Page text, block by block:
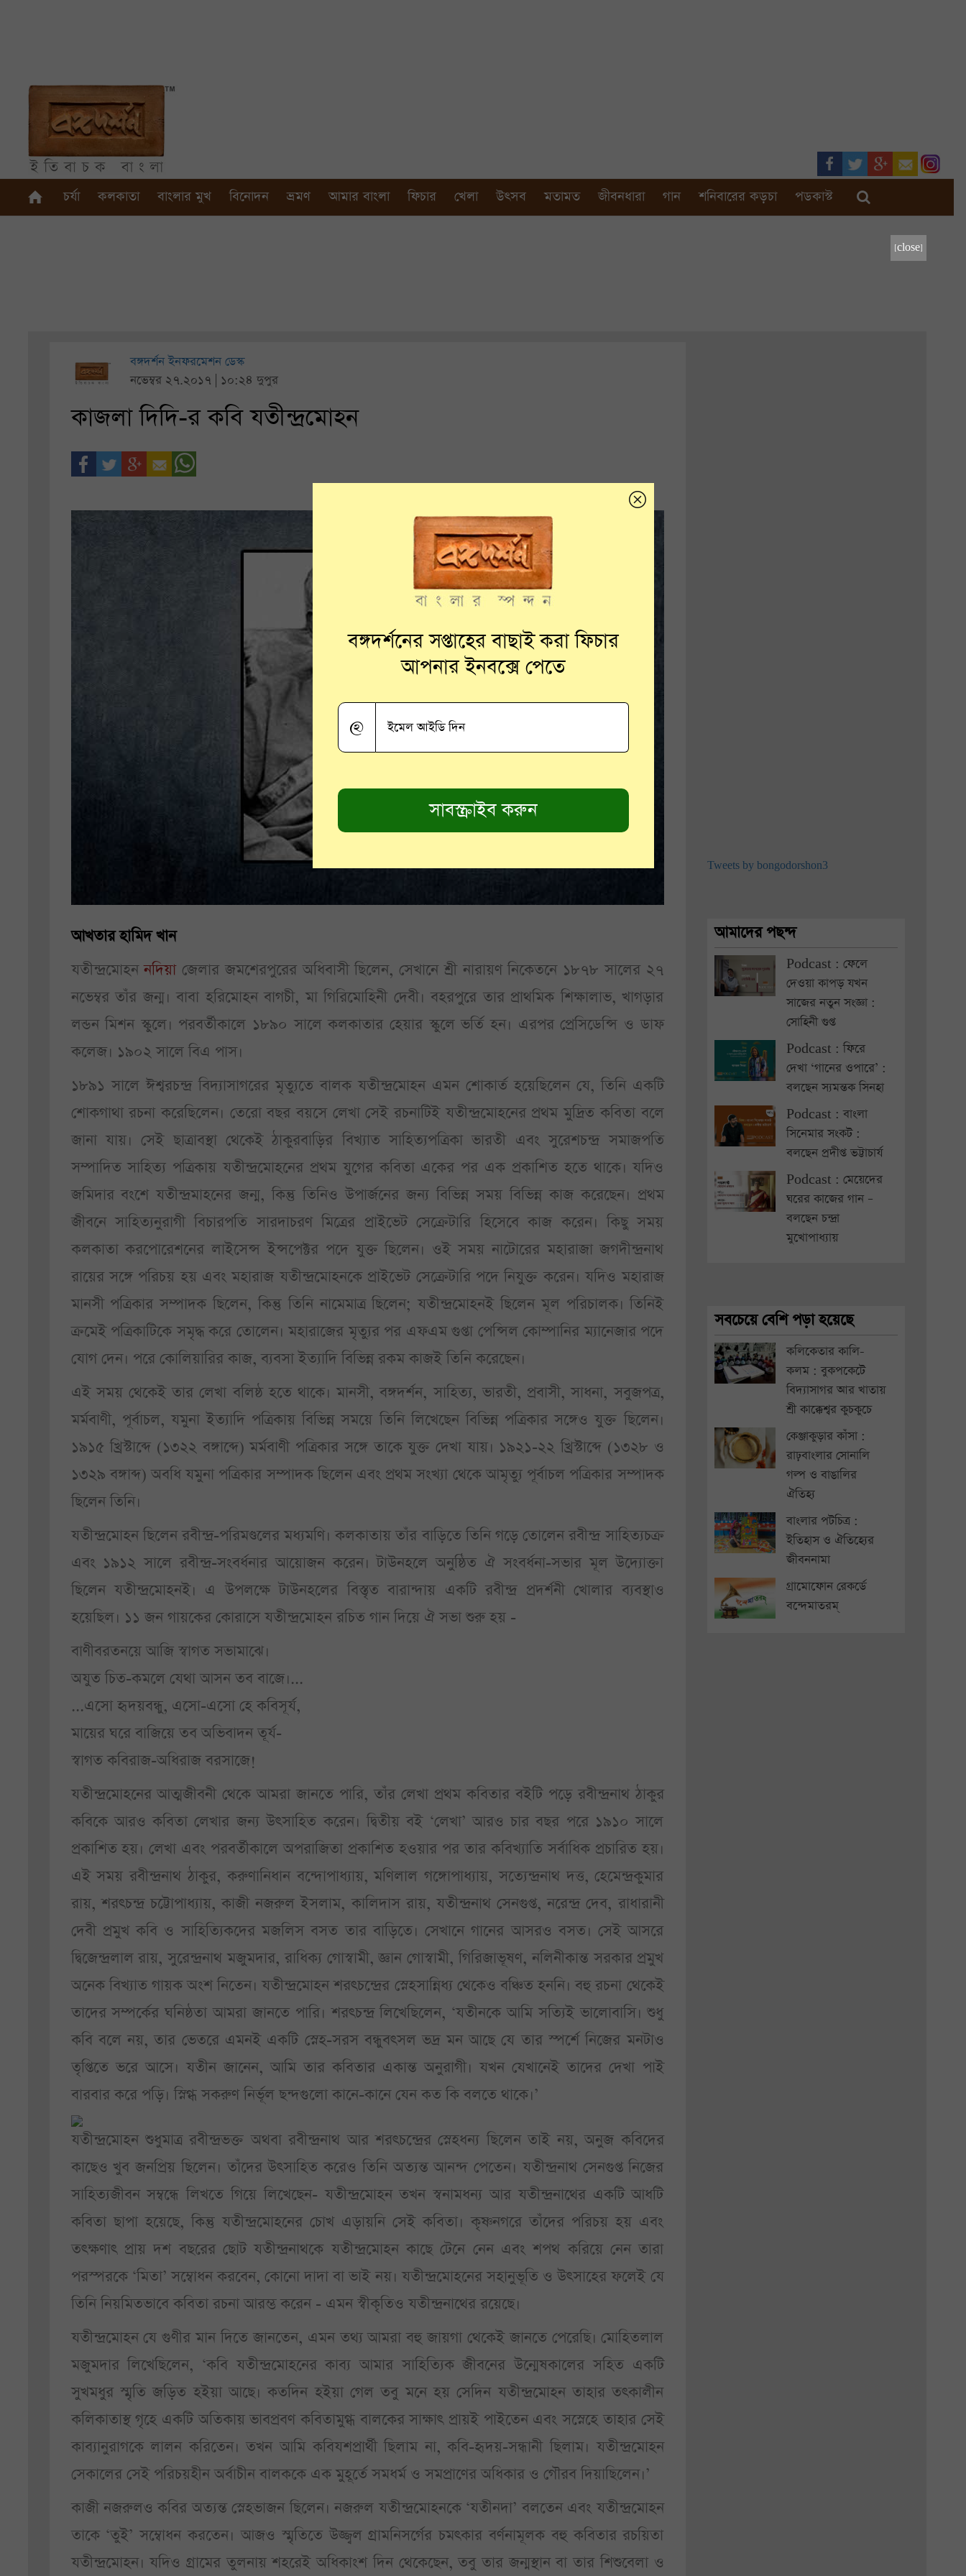
চর্যা কলকাতা বাংলার মুখ বিনোদন ভ্রমণ আমার বাংলা ফিচার খেলা উৎসব মতামত জীবনধারা গান শনিবারের কড়চা পডকাস্ট
[close]
বঙ্গদর্শন ইনফরমেশন ডেস্ক
নভেম্বর ২৭.২০১৭ | ১০:২৪ দুপুর
কাজলা দিদি-র কবি যতীন্দ্রমোহন
আখতার হামিদ খান
যতীন্দ্রমোহননদিয়াজেলার জমশেরপুরের অধিবাসী ছিলেন, সেখানে শ্রী নারায়ণ নিকেতনে ১৮৭৮ সালের ২৭
নভেম্বর তাঁর জন্ম। বাবা হরিমোহন বাগচী, মা গিরিমোহিনী দেবী। বহরপুরে তার প্রাথমিক শিক্ষালাভ, খাগড়ার
লন্ডন মিশন স্কুলে। পরবর্তীকালে ১৮৯০ সালে কলকাতার হেয়ার স্কুলে ভর্তি হন। এরপর প্রেসিডেন্সি ও ডাফ
কলেজ। ১৯০২ সালে বিএ পাস।
১৮৯১ সালে ঈশ্বরচন্দ্র বিদ্যাসাগরের মৃত্যুতে বালক যতীন্দ্রমোহন এমন শোকার্ত হয়েছিলেন যে, তিনি একটি
শোকগাথা রচনা করেছিলেন। তেরো বছর বয়সে লেখা সেই রচনাটিই যতীন্দ্রমোহনের প্রথম মুদ্রিত কবিতা বলে
জানা যায়। সেই ছাত্রাবস্থা থেকেই ঠাকুরবাড়ির বিখ্যাত সাহিত্যপত্রিকা ভারতী এবং সুরেশচন্দ্র সমাজপতি
সম্পাদিত সাহিত্য পত্রিকায় যতীন্দ্রমোহনের প্রথম যুগের কবিতা একের পর এক প্রকাশিত হতে থাকে। যদিও
জমিদার বংশে যতীন্দ্রমাহনের জন্ম, কিন্তু তিনিও উপার্জনের জন্য বিভিন্ন সময় বিভিন্ন কাজ করেছেন। প্রথম
জীবনে সাহিত্যনুরাগী বিচারপতি সারদাচরণ মিত্রের প্রাইভেট সেক্রেটারি হিসেবে কাজ করেন। কিছু সময়
কলকাতা করপোরেশনের লাইসেন্স ইন্সপেক্টর পদে যুক্ত ছিলেন। ওই সময় নাটোরের মহারাজা জগদীন্দ্রনাথ
রায়ের সঙ্গে পরিচয় হয় এবং মহারাজ যতীন্দ্রমোহনকে প্রাইভেট সেক্রেটারি পদে নিযুক্ত করেন। যদিও মহারাজ
মানসী পত্রিকার সম্পাদক ছিলেন, কিন্তু তিনি নামেমাত্র ছিলেন; যতীন্দ্রমোহনই ছিলেন মূল পরিচালক। তিনিই
ক্রমেই পত্রিকাটিকে সমৃদ্ধ করে তোলেন। মহারাজের মৃত্যুর পর এফএম গুপ্তা পেন্সিল কোম্পানির ম্যানেজার পদে
যোগ দেন। পরে কোলিয়ারির কাজ, ব্যবসা ইত্যাদি বিভিন্ন রকম কাজই তিনি করেছেন।
এই সময় থেকেই তার লেখা বলিষ্ঠ হতে থাকে। মানসী, বঙ্গদর্শন, সাহিত্য, ভারতী, প্রবাসী, সাধনা, সবুজপত্র,
মর্মবাণী, পূর্বাচল, যমুনা ইত্যাদি পত্রিকায় বিভিন্ন সময়ে তিনি লিখেছেন বিভিন্ন পত্রিকার সঙ্গেও যুক্ত ছিলেন।
১৯১৫ খ্রিস্টাব্দে (১৩২২ বঙ্গাব্দে) মর্মবাণী পত্রিকার সঙ্গে তাকে যুক্ত দেখা যায়। ১৯২১-২২ খ্রিস্টাব্দে (১৩২৮ ও
১৩২৯ বঙ্গাব্দ) অবধি যমুনা পত্রিকার সম্পাদক ছিলেন এবং প্রথম সংখ্যা থেকে আমৃত্যু পূর্বাচল পত্রিকার সম্পাদক
ছিলেন তিনি।
যতীন্দ্রমোহন ছিলেন রবীন্দ্র-পরিমণ্ডলের মধ্যমণি। কলকাতায় তাঁর বাড়িতে তিনি গড়ে তোলেন রবীন্দ্র সাহিত্যচক্র
এবং ১৯১২ সালে রবীন্দ্র-সংবর্ধনার আয়োজন করেন। টাউনহলে অনুষ্ঠিত ঐ সংবর্ধনা-সভার মূল উদ্যোক্তা
ছিলেন যতীন্দ্রমোহনই। এ উপলক্ষে টাউনহলের বিস্তৃত বারান্দায় একটি রবীন্দ্র প্রদর্শনী খোলার ব্যবস্থাও
হয়েছিল। ১১ জন গায়কের কোরাসে যতীন্দ্রমোহন রচিত গান দিয়ে ঐ সভা শুরু হয় -
বাণীবরতনয়ে আজি স্বাগত সভামাঝে।
অযুত চিত-কমলে যেথা আসন তব বাজে।...
...এসো হৃদয়বন্ধু, এসো-এসো হে কবিসূর্য,
মায়ের ঘরে বাজিয়ে তব অভিবাদন তূর্য-
স্বাগত কবিরাজ-অধিরাজ বরসাজে!
যতীন্দ্রমোহনের আত্মজীবনী থেকে আমরা জানতে পারি, তাঁর লেখা প্রথম কবিতার বইটি পড়ে রবীন্দ্রনাথ ঠাকুর
কবিকে আরও কবিতা লেখার জন্য উৎসাহিত করেন। দ্বিতীয় বই ‘লেখা’ আরও চার বছর পরে ১৯১০ সালে
প্রকাশিত হয়। লেখা এবং পরবর্তীকালে অপরাজিতা প্রকাশিত হওয়ার পর তার কবিখ্যাতি সর্বাধিক প্রচারিত হয়।
এই সময় রবীন্দ্রনাথ ঠাকুর, করুণানিধান বন্দোপাধ্যায়, মণিলাল গঙ্গোপাধ্যায়, সত্যেন্দ্রনাথ দত্ত, হেমেন্দ্রকুমার
রায়, শরৎচন্দ্র চট্টোপাধ্যায়, কাজী নজরুল ইসলাম, কালিদাস রায়, যতীন্দ্রনাথ সেনগুপ্ত, নরেন্দ্র দেব, রাধারানী
দেবী প্রমুখ কবি ও সাহিত্যিকদের মজলিস বসত তার বাড়িতে। সেখানে গানের আসরও বসত। সেই আসরে
দ্বিজেন্দ্রলাল রায়, সুরেন্দ্রনাথ মজুমদার, রাধিক্য গোস্বামী, জ্ঞান গোস্বামী, গিরিজাভূষণ, নলিনীকান্ত সরকার প্রমুখ
অনেক বিখ্যাত গায়ক অংশ নিতেন। যতীন্দ্রমোহন শরৎচন্দ্রের স্নেহসান্নিধ্য থেকেও বঞ্চিত হননি। বহু রচনা থেকেই
তাদের সম্পর্কের ঘনিষ্ঠতা আমরা জানতে পারি। শরৎচন্দ্র লিখেছিলেন, ‘যতীনকে আমি সত্যিই ভালোবাসি। শুধু
কবি বলে নয়, তার ভেতরে এমনই একটি স্নেহ-সরস বন্ধুবৎসল ভদ্র মন আছে যে তার স্পর্শে নিজের মনটাও
তৃপ্তিতে ভরে আসে। যতীন জানেন, আমি তার কবিতার একান্ত অনুরাগী। যখন যেখানেই তাদের দেখা পাই
বারবার করে পড়ি। স্নিগ্ধ সকরুণ নির্ভূল ছন্দগুলো কানে-কানে যেন কত কি বলতে থাকে।’
যতীন্দ্রমোহন শুধুমাত্র রবীন্দ্রভক্ত অথবা রবীন্দ্রনাথ আর শরৎচন্দ্রের স্নেহধন্য ছিলেন তাই নয়, অনুজ কবিদের
কাছেও খুব জনপ্রিয় ছিলেন। তাঁদের উৎসাহিত করেও তিনি অত্যন্ত আনন্দ পেতেন। যতীন্দ্রনাথ সেনগুপ্ত নিজের
সাহিত্যজীবন সম্বন্ধে লিখতে গিয়ে লিখেছেন- যতীন্দ্রমোহন তখন স্বনামধন্য আর যতীন্দ্রনাথের একটি আধটি
কবিতা ছাপা হয়েছে, কিন্তু যতীন্দ্রমোহনের চোখ এড়ায়নি সেই কবিতা। কৃষ্ণনগরে তাঁদের পরিচয় হয় এবং
তৎক্ষণাৎ প্রায় দশ বছরের ছোট যতীন্দ্রনাথকে যতীন্দ্রমোহন কাছে টেনে নেন এবং শপথ করিয়ে নেন তারা
পরস্পরকে ‘মিতা’ সম্বোধন করবেন, কোনো দাদা বা ভাই নয়। যতীন্দ্রমোহনের সহানুভূতি ও উৎসাহের ফলেই যে
তিনি নিয়মিতভাবে কবিতা রচনা আরম্ভ করেন - এমন স্বীকৃতিও যতীন্দ্রনাথের রয়েছে।
যতীন্দ্রমোহন যে গুণীর মান দিতে জানতেন, এমন তথ্য আমরা বহু জায়গা থেকেই জানতে পেরেছি। মোহিতলাল
মজুমদার লিখেছিলেন, ‘কবি যতীন্দ্রমোহনের কাব্য আমার সাহিত্যিক জীবনের উন্মেষকালের সহিত একটি
সুখমধুর স্মৃতি জড়িত হইয়া আছে। কতদিন হইয়া গেল তবু মনে হয় সেদিন যতীন্দ্রমোহন তাহার তৎকালীন
কলিকাতাস্থ গৃহে একটি অতিকায় ভাবপ্রবণ কবিতামুগ্ধ বালকের সাক্ষাৎ প্রায়ই পাইতেন এবং সস্নেহে তাহার সেই
কাব্যানুরাগকে লালন করিতেন। তখন আমি কবিযশপ্রার্থী ছিলাম না, কবি-হৃদয়-সন্ধানী ছিলাম। যতীন্দ্রমোহন
সেকালের সেই পরিচয়হীন অর্বাচীন বালককে এক মুহূর্তে সমধর্ম ও সমপ্রাণের অধিকার ও গৌরব দিয়াছিলেন।’
কাজী নজরুলও কবির অত্যন্ত স্নেহভাজন ছিলেন। নজরুল যতীন্দ্রমোহনকে ‘যতীনদা’ বলতেন এবং যতীন্দ্রমোহন
তাকে ‘তুই’ সম্বোধন করতেন। আজও স্মৃতিতে উজ্জ্বল গ্রামনিসর্গের চমৎকার বর্ণনামূলক বহু কবিতার রচয়িতা
যতীন্দ্রমোহন। যদিও গ্রামের তুলনায় শহরেই অধিকাংশ দিন থেকেছেন, তবু তার জন্মস্থান বা তার শিশুবেলা ও
Tweets by bongodorshon3
আমাদের পছন্দ
Podcast : ফেলে
দেওয়া কাপড় যখন
সাজের নতুন সংজ্ঞা :
সোহিনী গুপ্ত
Podcast : ফিরে
দেখা ‘গানের ওপারে’ :
বলছেন স্যমন্তক সিনহা
Podcast : বাংলা
সিনেমার সংকট :
বলছেন প্রদীপ্ত ভট্টাচার্য
Podcast : মেয়েদের
ঘরের কাজের গান –
বলছেন চন্দ্রা
মুখোপাধ্যায়
সবচেয়ে বেশি পড়া হয়েছে
কলিকেতার কালি-
কলম : বুকপকেটে
বিদ্যাসাগর আর খাতায়
শ্রী কাক্কেশ্বর কুচকুচে
কেঞ্জাকুড়ার কাঁসা :
রাঢ়বাংলার সোনালি
গল্প ও বাঙালির
ঐতিহ্য
বাংলার পটচিত্র :
ইতিহাস ও ঐতিহ্যের
জীবননামা
গ্রামোফোন রেকর্ডে
বন্দেমাতরম্
বঙ্গদর্শনের সপ্তাহের বাছাই করা ফিচার
আপনার ইনবক্সে পেতে
@